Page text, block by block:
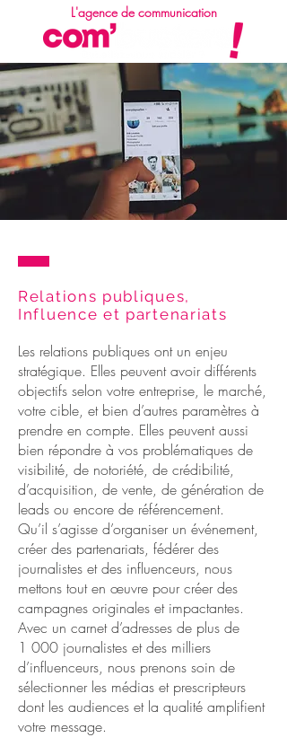
L'agence de communication
Les relations publiques ont un enjeu
stratégique. Elles peuvent avoir différents
objectifs selon votre entreprise, le marché,
votre cible, et bien d’autres paramètres à
prendre en compte. Elles peuvent aussi
bien répondre à vos problématiques de
visibilité, de notoriété, de crédibilité,
d’acquisition, de vente, de génération de
leads ou encore de référencement.
Qu’il s’agisse d’organiser un événement,
créer des partenariats, fédérer des
journalistes et des influenceurs, nous
mettons tout en œuvre pour créer des
campagnes originales et impactantes.
Avec un carnet d’adresses de plus de
1 000 journalistes et des milliers
d’influenceurs, nous prenons soin de
sélectionner les médias et prescripteurs
dont les audiences et la qualité amplifient
votre message.
Relations publiques,
Influence et partenariats